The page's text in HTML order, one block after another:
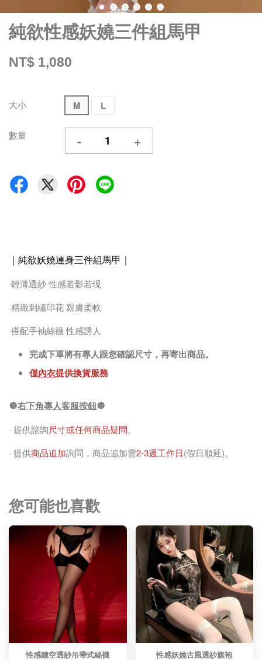
純欲性感妖嬈三件組馬甲
NT$ 1,080
大小 M L
數量 - +
｜純欲妖嬈連身三件組馬甲 ｜
·輕薄透紗 性感若影若現
·精緻刺繡印花 親膚柔軟
·搭配手袖絲襪 性感誘人
完成下單將有專人跟您確認尺寸，再寄出商品。
僅內衣提供換貨服務
🔘右下角專人客服按鈕🔘
· 提供諮詢尺寸或任何商品疑問。
· 提供商品追加詢問，商品追加需2-3週工作日(假日順延)。
您可能也喜歡
性感鏤空透紗吊帶式絲襪 性感妖嬈古風透紗旗袍